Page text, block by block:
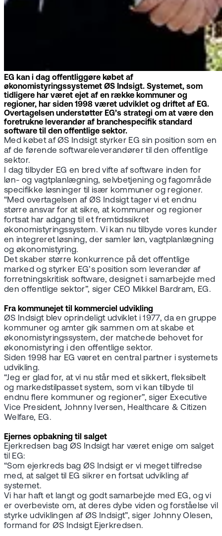
EG kan i dag offentliggøre købet af
økonomistyringssystemet ØS Indsigt. Systemet, som
tidligere har været ejet af en række kommuner og
regioner, har siden 1998 været udviklet og driftet af EG.
Overtagelsen understøtter EG’s strategi om at være den
foretrukne leverandør af branchespecifik standard
software til den offentlige sektor.
Med købet af ØS Indsigt styrker EG sin position som en
af de førende softwareleverandører til den offentlige
sektor.
I dag tilbyder EG en bred vifte af software inden for
løn- og vagtplanlægning, selvbetjening og fagområde
specifikke løsninger til især kommuner og regioner.
“Med overtagelsen af ØS Indsigt tager vi et endnu
større ansvar for at sikre, at kommuner og regioner
fortsat har adgang til et fremtidssikret
økonomistyringssystem. Vi kan nu tilbyde vores kunder
en integreret løsning, der samler løn, vagtplanlægning
og økonomistyring.
Det skaber større konkurrence på det offentlige
marked og styrker EG’s position som leverandør af
forretningskritisk software, designet i samarbejde med
den offentlige sektor”, siger CEO Mikkel Bardram, EG.
Fra kommunejet til kommerciel udvikling
ØS Indsigt blev oprindeligt udviklet i 1977, da en gruppe
kommuner og amter gik sammen om at skabe et
økonomistyringssystem, der matchede behovet for
økonomistyring i den offentlige sektor.
Siden 1998 har EG været en central partner i systemets
udvikling.
“Jeg er glad for, at vi nu står med et sikkert, fleksibelt
og markedstilpasset system, som vi kan tilbyde til
endnu flere kommuner og regioner”, siger Executive
Vice President, Johnny Iversen, Healthcare & Citizen
Welfare, EG.
Ejernes opbakning til salget
Ejerkredsen bag ØS Indsigt har været enige om salget
til EG:
“Som ejerkreds bag ØS Indsigt er vi meget tilfredse
med, at salget til EG sikrer en fortsat udvikling af
systemet.
Vi har haft et langt og godt samarbejde med EG, og vi
er overbeviste om, at deres dybe viden og forståelse vil
styrke udviklingen af ØS Indsigt”, siger Johnny Olesen,
formand for ØS Indsigt Ejerkredsen.